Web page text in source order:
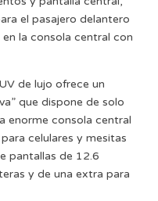
el pasajero delantero
la consola central con
de lujo ofrece un
que dispone de solo
enorme consola central
celulares y mesitas
pantallas de 12.6
y de una extra para